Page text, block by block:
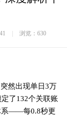
浏览：630
然出现单日3万
了132个关联账
系——每0.8秒更